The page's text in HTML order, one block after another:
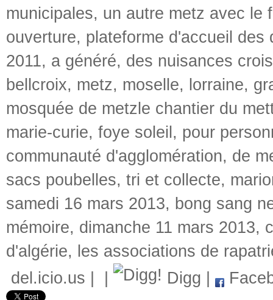
municipales, un autre metz avec le
ouverture, plateforme d'accueil des
2011, a généré, des nuisances
bellcroix, metz, moselle, lorraine,
mosquée de metzle chantier du
marie-curie, foye soleil , pour
communauté d'agglomération, de
sacs poubelles, tri et collecte,
samedi 16 mars 2013, bong sang
mémoire, dimanche 11 mars 2013,
d'algérie, les associations de
del.icio.us
Digg